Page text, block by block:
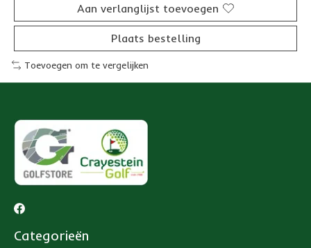
Aan verlanglijst toevoegen
Plaats bestelling
Toevoegen om te vergelijken
Categorieën